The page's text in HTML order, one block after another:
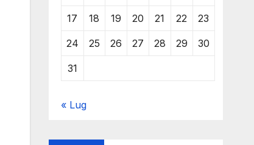
17 18 19 20 21 22 23
24 25 26 27 28 29 30
31
« Lug